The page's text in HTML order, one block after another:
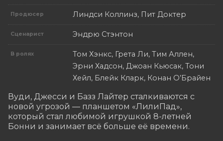
Продюсер Линдси Коллинз, Пит Доктер
Сценарист Эндрю Стэнтон
В ролях
Том Хэнкс, Грета Ли, Тим Аллен,
Эрни Хадсон, Джоан Кьюсак, Тони
Хейл, Блейк Кларк, Конан О’Брайен
Вуди, Джесси и Базз Лайтер сталкиваются с
новой угрозой — планшетом «ЛилиПад»,
который стал любимой игрушкой 8-летней
Бонни и занимает всё больше её времени.